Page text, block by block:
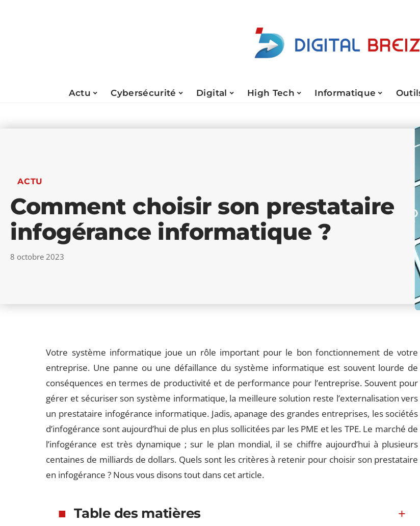
Actu Cybersécurité Digital High Tech Informatique
ACTU
Comment choisir son prestataire
infogérance informatique ?
8 octobre 2023
Votre système informatique joue un rôle important pour le bon fonctionnement de votre
entreprise. Une panne ou une défaillance du système informatique est souvent lourde de
conséquences en termes de productivité et de performance pour l’entreprise. Souvent pour
gérer et sécuriser son système informatique, la meilleure solution reste l’externalisation vers
un prestataire infogérance informatique. Jadis, apanage des grandes entreprises, les sociétés
d’infogérance sont aujourd’hui de plus en plus sollicitées par les PME et les TPE. Le marché de
l’infogérance est très dynamique ; sur le plan mondial, il se chiffre aujourd’hui à plusieurs
centaines de milliards de dollars. Quels sont les critères à retenir pour choisir son prestataire
en infogérance ? Nous vous disons tout dans cet article.
Table des matières